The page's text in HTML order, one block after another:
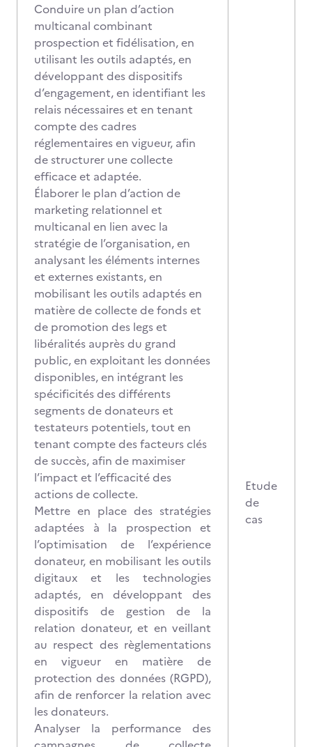
Conduire un plan d’action
multicanal combinant
prospection et fidélisation, en
utilisant les outils adaptés, en
développant des dispositifs
d’engagement, en identifiant les
relais nécessaires et en tenant
compte des cadres
réglementaires en vigueur, afin
de structurer une collecte
efficace et adaptée.
Élaborer le plan d’action de
marketing relationnel et
multicanal en lien avec la
stratégie de l’organisation, en
analysant les éléments internes
et externes existants, en
mobilisant les outils adaptés en
matière de collecte de fonds et
de promotion des legs et
libéralités auprès du grand
public, en exploitant les données
disponibles, en intégrant les
spécificités des différents
segments de donateurs et
testateurs potentiels, tout en
tenant compte des facteurs clés
de succès, afin de maximiser
l’impact et l’efficacité des
actions de collecte.
Mettre en place des stratégies
adaptées à la prospection et
l’optimisation de l’expérience
donateur, en mobilisant les outils
digitaux et les technologies
adaptés, en développant des
dispositifs de gestion de la
relation donateur, et en veillant
au respect des règlementations
en vigueur en matière de
protection des données (RGPD),
afin de renforcer la relation avec
les donateurs.
Analyser la performance des
Etude
de
cas